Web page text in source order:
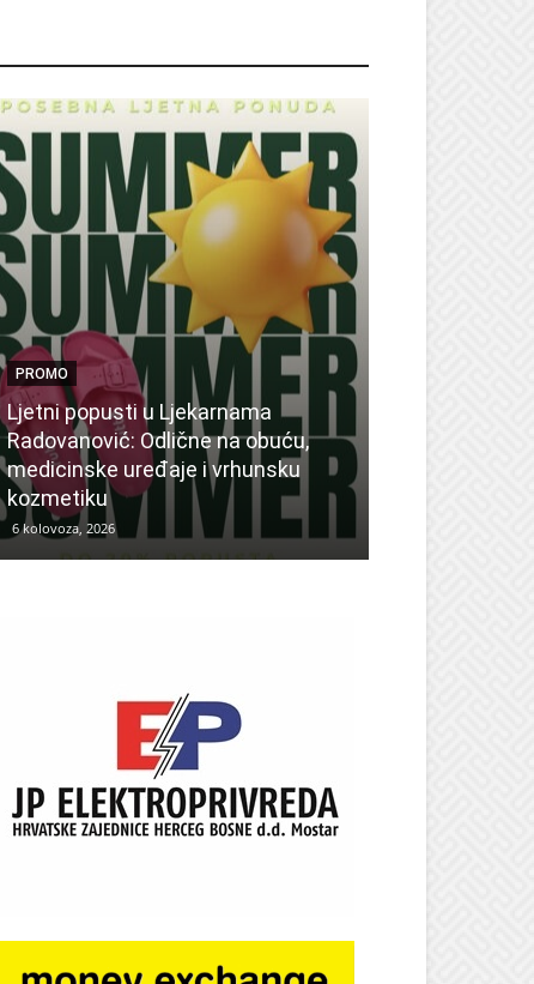
PROMO
Ljetni popusti u Ljekarnama
Radovanović: Odlične na obuću,
medicinske uređaje i vrhunsku
kozmetiku
6 kolovoza, 2026